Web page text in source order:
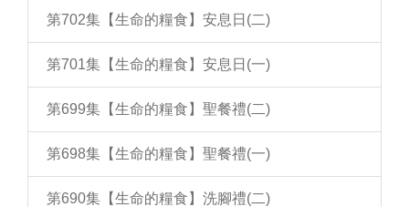
第702集【生命的糧食】安息日(二)
第701集【生命的糧食】安息日(一)
第699集【生命的糧食】聖餐禮(二)
第698集【生命的糧食】聖餐禮(一)
第690集【生命的糧食】洗腳禮(二)